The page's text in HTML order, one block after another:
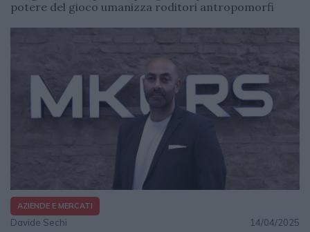
potere del gioco umanizza roditori antropomorfi
AZIENDE E MERCATI
Davide Sechi 14/04/2025